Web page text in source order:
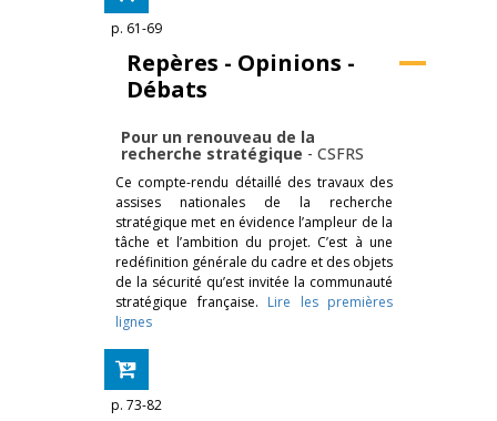
p. 61-69
Repères - Opinions -
Débats
Pour un renouveau de la
recherche stratégique - CSFRS
Ce compte-rendu détaillé des travaux des
assises nationales de la recherche
stratégique met en évidence l’ampleur de la
tâche et l’ambition du projet. C’est à une
redéfinition générale du cadre et des objets
de la sécurité qu’est invitée la communauté
stratégique française. Lire les premières
lignes
p. 73-82